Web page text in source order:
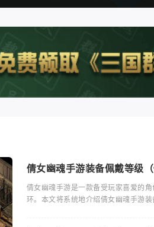
倩女幽魂手游装备佩戴等级
倩女幽魂手游是一款备受玩家喜爱的
环。本文将系统地介绍倩女幽魂手游